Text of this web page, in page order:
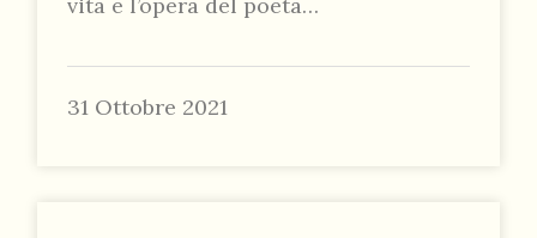
31 Ottobre 2021